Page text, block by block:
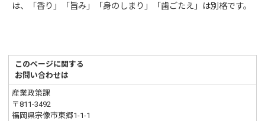
は、「香り」「旨み」「身のしまり」「歯ごたえ」は別格です。
このページに関する
お問い合わせは
産業政策課
〒811-3492
福岡県宗像市東郷1-1-1